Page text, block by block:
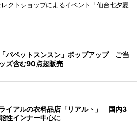
クトショップによるイベント「仙台七夕夏
パペットスンスン」ポップアップ ご当
ズ含む90点超販売
イアルの衣料品店「リアルト」 国内3
性インナー中心に